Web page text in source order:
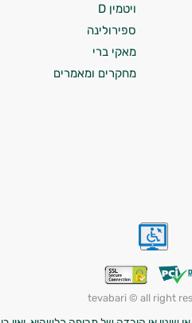
ויטמין D
ספירולינה
מאקי ברי
מחקרים ומאמרים
tevabari © all right